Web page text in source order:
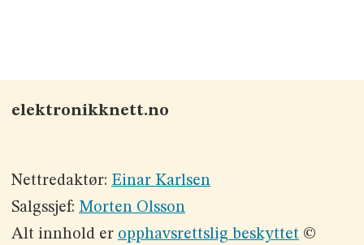
elektronikknett.no
Nettredaktør: Einar Karlsen
Salgssjef: Morten Olsson
Alt innhold er opphavsrettslig beskyttet©